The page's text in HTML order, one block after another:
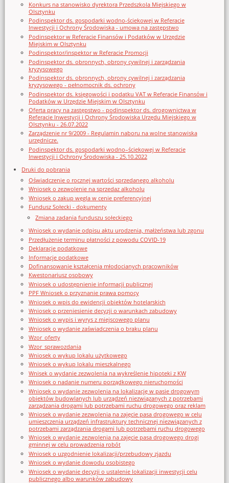
Konkurs na stanowisko dyrektora Przedszkola Miejskiego w
Olsztynku
Podinspektor ds. gospodarki wodno-ściekowej w Referacie
Inwestycji i Ochrony Środowiska - umowa na zastępstwo
Podinspektor w Referacie Finansów i Podatków w Urzędzie
Miejskim w Olsztynku
Podinspektor/inspektor w Referacie Promocji
Podinspektor ds. obronnych, obrony cywilnej i zarządzania
kryzysowego
Podinspektor ds. obronnych, obrony cywilnej i zarządzania
kryzysowego - pełnomocnik ds. ochrony
Podinspektor ds. księgowości i podatku VAT w Referacie Finansów i
Podatków w Urzędzie Miejskim w Olsztynku
Oferta pracy na zastępstwo - podinspektor ds. drogownictwa w
Referacie Inwestycji i Ochrony Środowiska Urzędu Miejskiego w
Olsztynku - 26.07.2022
Zarządzenie nr 9/2009 - Regulamin naboru na wolne stanowiska
urzędnicze.
Podinspektor ds. gospodarki wodno–ściekowej w Referacie
Inwestycji i Ochrony Środowiska - 25.10.2022
Druki do pobrania
Oświadczenie o rocznej wartości sprzedanego alkoholu
Wniosek o zezwolenie na sprzedaz alkoholu
Wniosek o zakup węgla w cenie preferencyjnej
Fundusz Sołecki - dokumenty
Zmiana zadania funduszu sołeckiego
Wniosek o wydanie odpisu aktu urodzenia, małżeństwa lub zgonu
Przedłużenie terminu płatności z powodu COVID-19
Deklaracje podatkowe
Informacje podatkowe
Dofinansowanie kształcenia młodocianych pracowników
Kwestonariusz osobowy
Wniosek o udostępnienie informacji publicznej
PPF Wniosek o przyznanie prawa pomocy
Wniosek o wpis do ewidencji obiektów hotelarskich
Wniosek o przeniesienie decyzji o warunkach zabudowy
Wniosek o wypis i wyrys z miejscowego planu
Wniosek o wydanie zaświadczenia o braku planu
Wzor_oferty
Wzor_sprawozdania
Wniosek o wykup lokalu użytkowego
Wniosek o wykup lokalu mieszkalnego
Wnisek o wydanie zezwolenia na wykreślenie hipoteki z KW
Wniosek o nadanie numeru porządkowego nieruchomości
Wniosek o wydanie zezwolenia na lokalizację w pasie drogowym
obiektów budowlanych lub urządzeń niezwiązanych z potrzebami
zarządzania drogami lub potrzebami ruchu drogowego oraz reklam
Wniosek o wydanie zezwolenia na zajęcie pasa drogowego w celu
umieszczenia urządzeń infrastruktury technicznej niezwiązanych z
potrzebami zarządzania drogami lub potrzebami ruchu drogowego
Wniosek o wydanie zezwolenia na zajęcie pasa drogowego drogi
gminnej w celu prowadzenia robót
Wniosek o uzgodnienie lokalizacji/przebudowy zjazdu
Wniosek o wydanie dowodu osobistego
Wniosek o wydanie decyzji o ustalenie lokalizacji inwestycji celu
publicznego albo warunków zabudowy